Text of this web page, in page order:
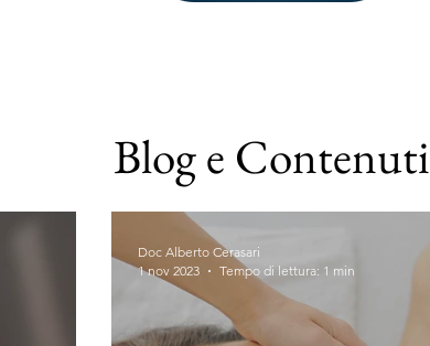
Blog e Contenuti
Doc Alberto Cerasari
1 nov 2023
Tempo di lettura: 1 min